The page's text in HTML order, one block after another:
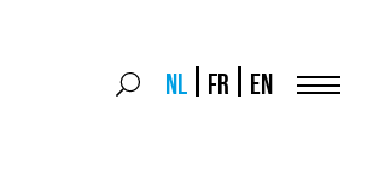
Search
Search
NL FR EN